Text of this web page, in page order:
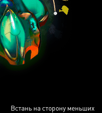
Встань на сторону меньших